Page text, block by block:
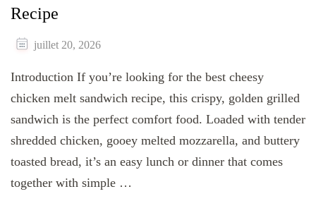
Recipe
juillet 20, 2026
Introduction If you’re looking for the best cheesy
chicken melt sandwich recipe, this crispy, golden grilled
sandwich is the perfect comfort food. Loaded with tender
shredded chicken, gooey melted mozzarella, and buttery
toasted bread, it’s an easy lunch or dinner that comes
together with simple …